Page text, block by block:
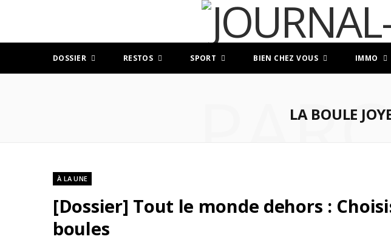
DOSSIER RESTOS SPORT BIEN CHEZ VOUS IMMO
LA BOULE
À LA UNE
[Dossier] Tout le monde dehors :
boules